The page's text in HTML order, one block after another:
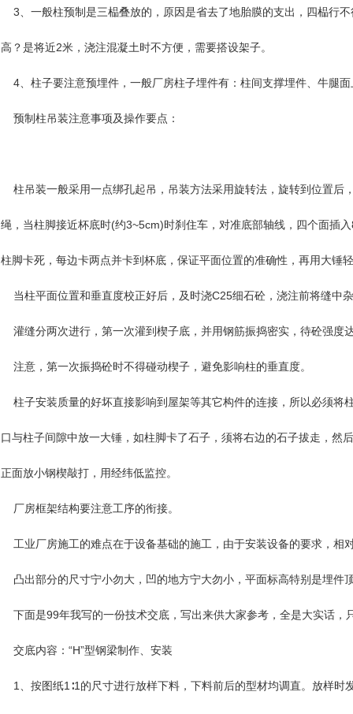
3、一般柱预制是三榀叠放的，原因是省去了地胎膜的支出，四榀行
高？是将近2米，浇注混凝土时不方便，需要搭设架子。
4、柱子要注意预埋件，一般厂房柱子埋件有：柱间支撑埋件、牛腿
预制柱吊装注意事项及操作要点：
柱吊装一般采用一点绑孔起吊，吊装方法采用旋转法，旋转到位置后
绳，当柱脚接近杯底时(约3~5cm)时刹住车，对准底部轴线，四个面插
柱脚卡死，每边卡两点并卡到杯底，保证平面位置的准确性，再用大锤
当柱平面位置和垂直度校正好后，及时浇C25细石砼，浇注前将缝中
灌缝分两次进行，第一次灌到楔子底，并用钢筋振捣密实，待砼强度
注意，第一次振捣砼时不得碰动楔子，避免影响柱的垂直度。
柱子安装质量的好坏直接影响到屋架等其它构件的连接，所以必须将
口与柱子间隙中放一大锤，如柱脚卡了石子，须将右边的石子拔走，
正面放小钢楔敲打，用经纬低监控。
厂房框架结构要注意工序的衔接。
工业厂房施工的难点在于设备基础的施工，由于安装设备的要求，相
凸出部分的尺寸宁小勿大，凹的地方宁大勿小，平面标高特别是埋件
下面是99年我写的一份技术交底，写出来供大家参考，全是大实话，
交底内容：“H”型钢梁制作、安装
1、按图纸1∶1的尺寸进行放样下料，下料前后的型材均调直。放样时